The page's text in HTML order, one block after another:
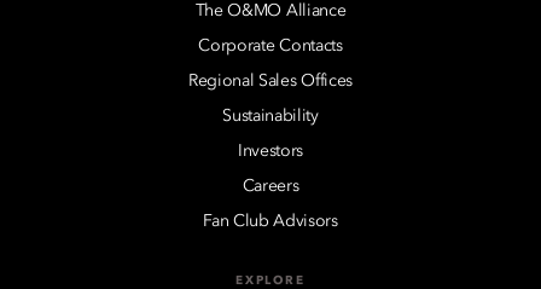
The O&MO Alliance
Corporate Contacts
Regional Sales Offices
Sustainability
Investors
Careers
Fan Club Advisors
EXPLORE